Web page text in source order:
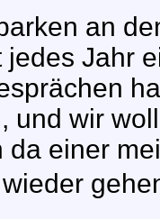
an
jedes Jahr
und wir
da einer